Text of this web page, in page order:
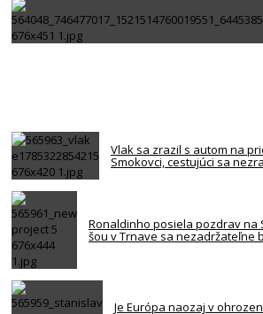
Vlak sa zrazil s autom na
Smokovci, cestujúci sa
Ronaldinho posiela pozdrav na
šou v Trnave sa nezadržateľne
Je Európa naozaj v